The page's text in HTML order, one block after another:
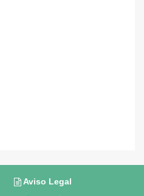
Aviso Legal